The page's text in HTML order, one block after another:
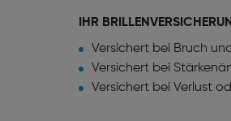
IHR
Versichert bei Bruch
Versichert bei
Versichert bei Verlust